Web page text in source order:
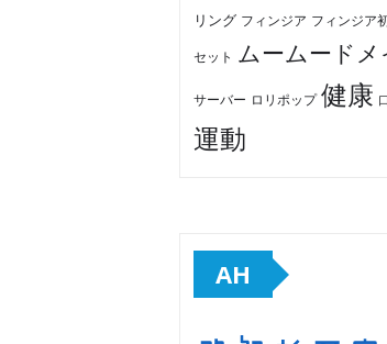
リング フィンジア フィンジア
セット ムームードメ
サーバー ロリポップ 健康
運動
AH